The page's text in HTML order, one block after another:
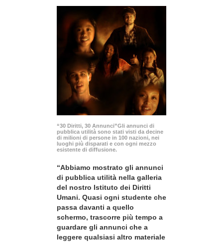
“30 Diritti, 30 Annunci”Gli annunci di
pubblica utilità sono stati visti da decine
di milioni di persone in 100 nazioni, nei
luoghi più disparati e con ogni mezzo
esistente di diffusione.
“Abbiamo mostrato gli annunci
di pubblica utilità nella galleria
del nostro Istituto dei Diritti
Umani. Quasi ogni studente che
passa davanti a quello
schermo, trascorre più tempo a
guardare gli annunci che a
leggere qualsiasi altro materiale